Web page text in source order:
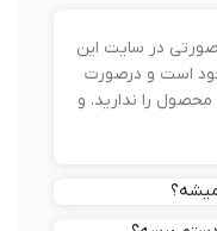
در سایت این
و درصورت
را ندارید. و